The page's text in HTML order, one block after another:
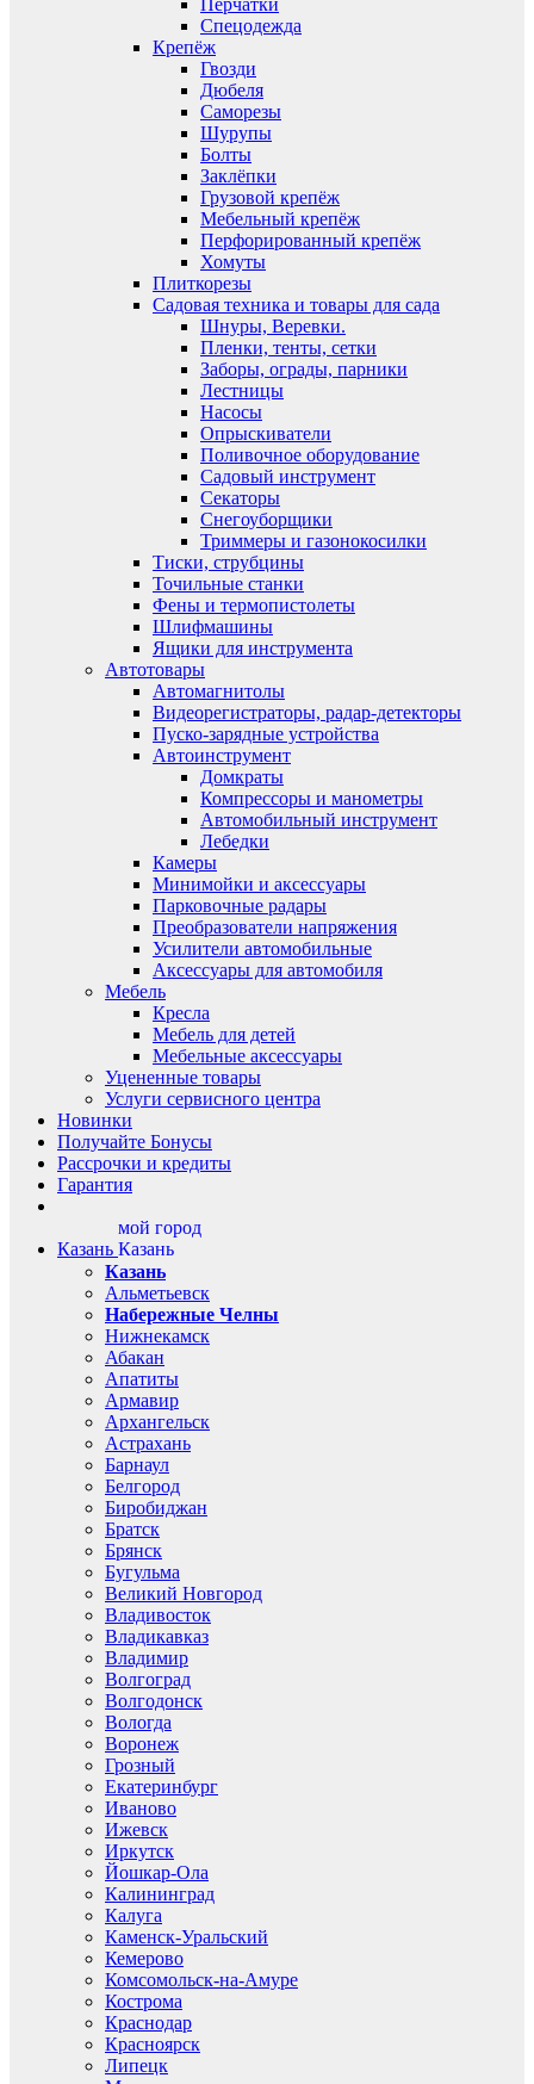
Перчатки
Спецодежда
Крепёж
Гвозди
Дюбеля
Саморезы
Шурупы
Болты
Заклёпки
Грузовой крепёж
Мебельный крепёж
Перфорированный крепёж
Хомуты
Плиткорезы
Садовая техника и товары для сада
Шнуры, Веревки.
Пленки, тенты, сетки
Заборы, ограды, парники
Лестницы
Насосы
Опрыскиватели
Поливочное оборудование
Садовый инструмент
Секаторы
Снегоуборщики
Триммеры и газонокосилки
Тиски, струбцины
Точильные станки
Фены и термопистолеты
Шлифмашины
Ящики для инструмента
Автотовары
Автомагнитолы
Видеорегистраторы, радар-детекторы
Пуско-зарядные устройства
Автоинструмент
Домкраты
Компрессоры и манометры
Автомобильный инструмент
Лебедки
Камеры
Минимойки и аксессуары
Парковочные радары
Преобразователи напряжения
Усилители автомобильные
Аксессуары для автомобиля
Мебель
Кресла
Мебель для детей
Мебельные аксессуары
Уцененные товары
Услуги сервисного центра
Новинки
Получайте Бонусы
Рассрочки и кредиты
Гарантия
Казань
мой город
Казань
Казань
Альметьевск
Набережные Челны
Нижнекамск
Абакан
Апатиты
Армавир
Архангельск
Астрахань
Барнаул
Белгород
Биробиджан
Братск
Брянск
Бугульма
Великий Новгород
Владивосток
Владикавказ
Владимир
Волгоград
Волгодонск
Вологда
Воронеж
Грозный
Екатеринбург
Иваново
Ижевск
Иркутск
Йошкар-Ола
Калининград
Калуга
Каменск-Уральский
Кемерово
Комсомольск-на-Амуре
Кострома
Краснодар
Красноярск
Липецк